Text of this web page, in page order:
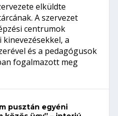
elküldte
A szervezet
centrumok
kinevezésekkel, a
és a pedagógusok
fogalmazott meg
pusztán egyéni